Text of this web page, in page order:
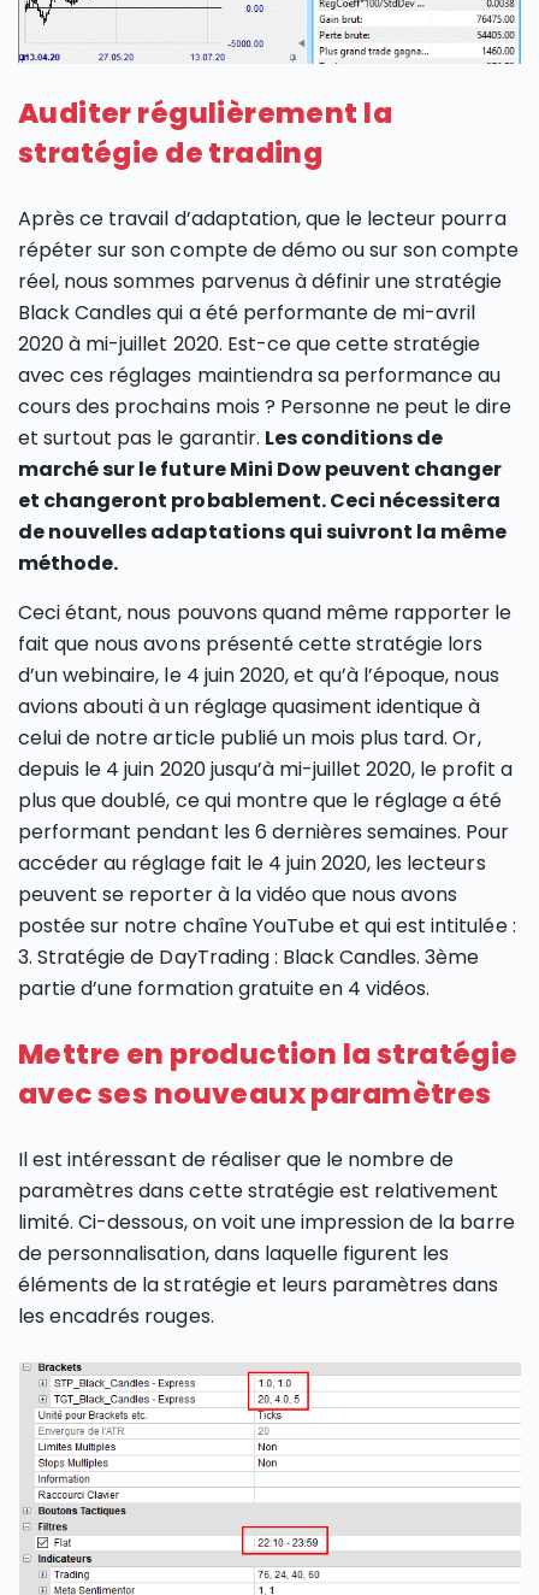
Auditer régulièrement la
stratégie de trading
Après ce travail d’adaptation, que le lecteur pourra
répéter sur son compte de démo ou sur son compte
réel, nous sommes parvenus à définir une stratégie
Black Candles qui a été performante de mi-avril
2020 à mi-juillet 2020. Est-ce que cette stratégie
avec ces réglages maintiendra sa performance au
cours des prochains mois ? Personne ne peut le dire
et surtout pas le garantir. Les conditions de
marché sur le future Mini Dow peuvent changer
et changeront probablement. Ceci nécessitera
de nouvelles adaptations qui suivront la même
méthode.
Ceci étant, nous pouvons quand même rapporter le
fait que nous avons présenté cette stratégie lors
d’un webinaire, le 4 juin 2020, et qu’à l’époque, nous
avions abouti à un réglage quasiment identique à
celui de notre article publié un mois plus tard. Or,
depuis le 4 juin 2020 jusqu’à mi-juillet 2020, le profit a
plus que doublé, ce qui montre que le réglage a été
performant pendant les 6 dernières semaines. Pour
accéder au réglage fait le 4 juin 2020, les lecteurs
peuvent se reporter à la vidéo que nous avons
postée sur notre chaîne YouTube et qui est intitulée :
3. Stratégie de DayTrading : Black Candles. 3ème
partie d’une formation gratuite en 4 vidéos.
Mettre en production la stratégie
avec ses nouveaux paramètres
Il est intéressant de réaliser que le nombre de
paramètres dans cette stratégie est relativement
limité. Ci-dessous, on voit une impression de la barre
de personnalisation, dans laquelle figurent les
éléments de la stratégie et leurs paramètres dans
les encadrés rouges.